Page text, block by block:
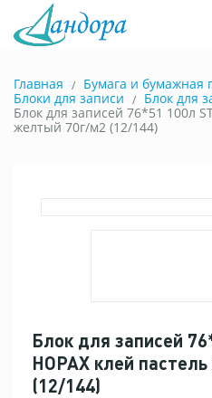
Главная
Бумага и бумажная
Блоки для записи
Блок для
Блок для записей 76*51 100л
желтый 70г/м2 (12/144)
Блок для записей
HOPAX клей
(12/144)